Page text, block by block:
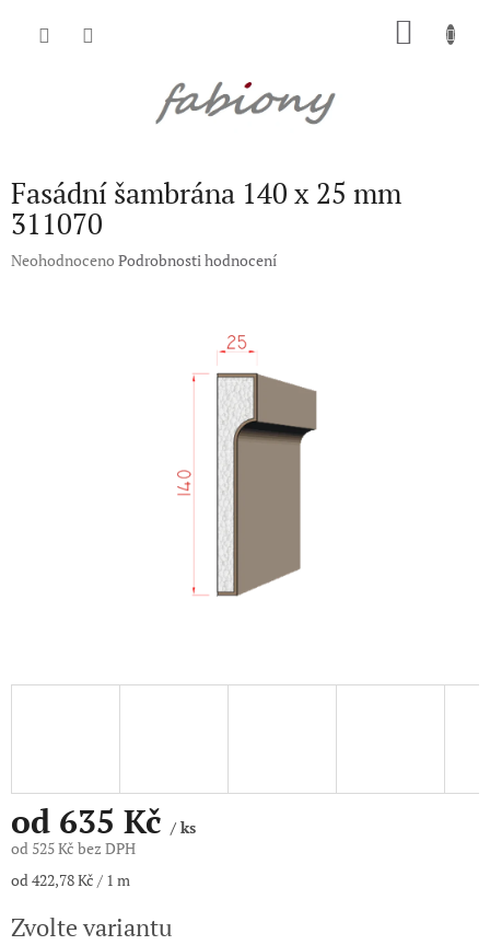
Fasádní šambrána 140 x 25 mm
311070
Průměrné
Neohodnoceno Podrobnosti hodnocení
od 635 Kč / ks
od 525 Kč bez DPH
Měrná
od 422,78 Kč / 1 m
Zvolte variantu